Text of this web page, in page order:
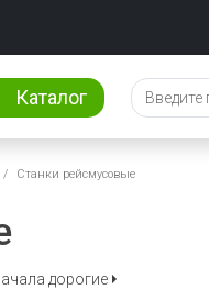
Каталог
Станки рейсмусовые
дорогие